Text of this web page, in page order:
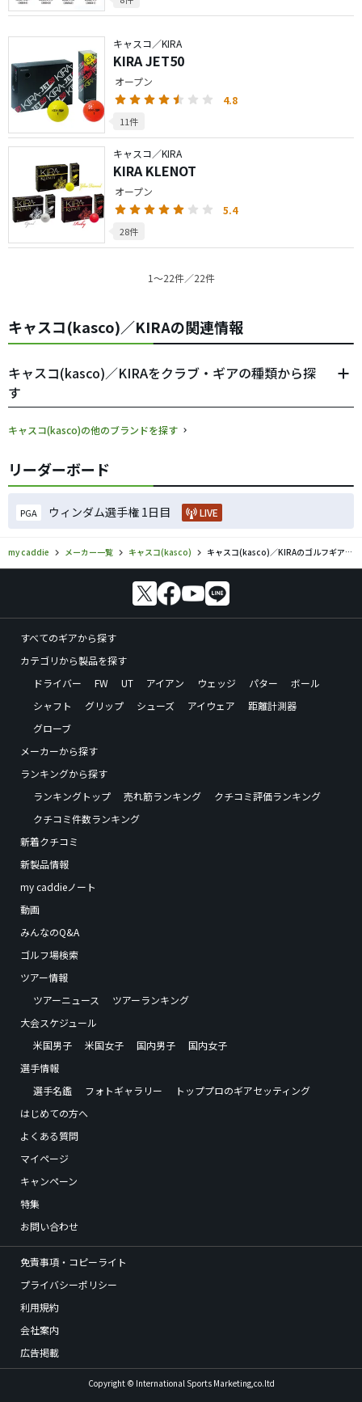
キャスコ／KIRA
KIRA JET50
オープン
4.8
11件
キャスコ／KIRA
KIRA KLENOT
オープン
5.4
28件
1〜22件／22件
キャスコ(kasco)／KIRAの関連情報
キャスコ(kasco)／KIRAをクラブ・ギアの種類から探
す
キャスコ(kasco)の他のブランドを探す
リーダーボード
PGA ウィンダム選手権 1日目 LIVE
my caddie メーカー一覧 キャスコ(kasco) キャスコ(kasco)／KIRAのゴルフギアの口コミ評価
すべてのギアから探す
カテゴリから製品を探す
ドライバー
FW UT アイアン ウェッジ パター
ボール
シャフト
グリップ シューズ アイウェア
距離計測器
グローブ
メーカーから探す
ランキングから探す
ランキングトップ
売れ筋ランキング
クチコミ評価ランキング
クチコミ件数ランキング
新着クチコミ
新製品情報
my caddieノート
動画
みんなのQ&A
ゴルフ場検索
ツアー情報
ツアーニュース
ツアーランキング
大会スケジュール
米国男子
米国女子 国内男子
国内女子
選手情報
選手名鑑
フォトギャラリー
トッププロのギアセッティング
はじめての方へ
よくある質問
マイページ
キャンペーン
特集
お問い合わせ
免責事項・コピーライト
プライバシーポリシー
利用規約
会社案内
広告掲載
Copyright © International Sports Marketing,co.ltd